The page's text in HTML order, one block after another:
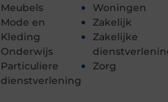
Meubels
Mode en
Kleding
Onderwijs
Particuliere
dienstverlening
Woningen
Zakelijk
Zakelijke
Zorg